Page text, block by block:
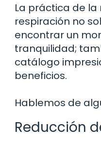
La práctica de
respiración no
encontrar un
tranquilidad;
catálogo
beneficios.
Hablemos de
Reducción